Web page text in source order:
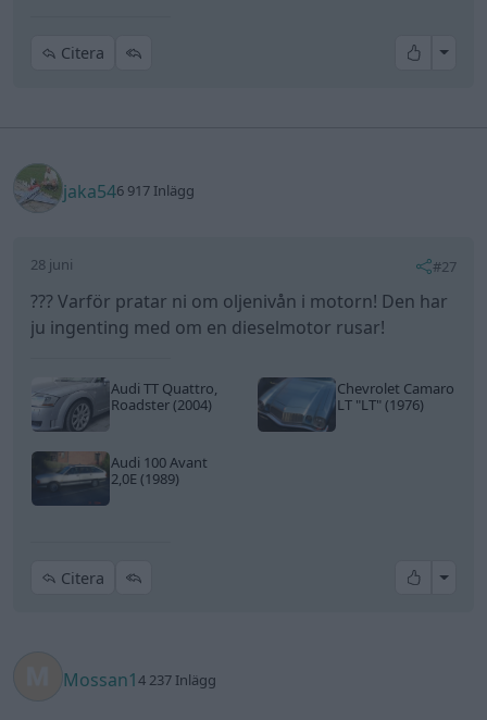
Citera All
jaka546 917 Inlägg
28 juni #27
??? Varför pratar ni om oljenivån i motorn! Den har
ju ingenting med om en dieselmotor rusar!
Audi TT Quattro,
Roadster (2004)
Chevrolet Camaro
LT "LT"(1976)
Audi 100 Avant
2,0E (1989)
Citera All
Mossan14 237 Inlägg